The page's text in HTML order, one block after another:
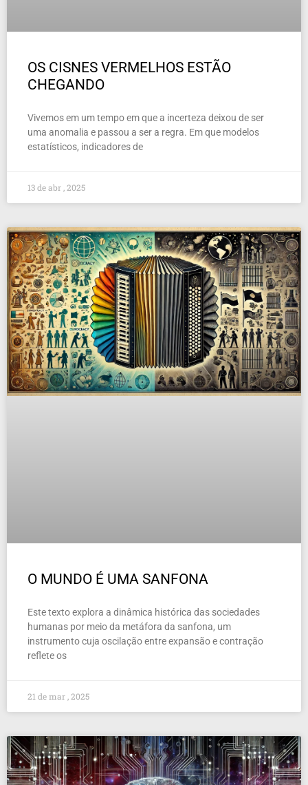
OS CISNES VERMELHOS ESTÃO
CHEGANDO
Vivemos em um tempo em que a incerteza deixou de ser
uma anomalia e passou a ser a regra. Em que modelos
estatísticos, indicadores de
13 de abr , 2025
O MUNDO É UMA SANFONA
Este texto explora a dinâmica histórica das sociedades
humanas por meio da metáfora da sanfona, um
instrumento cuja oscilação entre expansão e contração
reflete os
21 de mar , 2025